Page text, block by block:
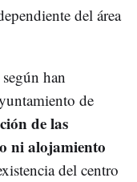
del área
han
de
de las
ni alojamiento
del centro